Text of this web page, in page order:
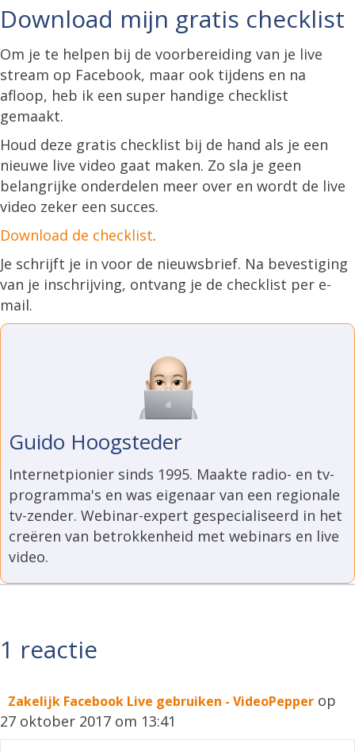
Download mijn gratis checklist
Om je te helpen bij de voorbereiding van je live
stream op Facebook, maar ook tijdens en na
afloop, heb ik een super handige checklist
gemaakt.
Houd deze gratis checklist bij de hand als je een
nieuwe live video gaat maken. Zo sla je geen
belangrijke onderdelen meer over en wordt de live
video zeker een succes.
Download de checklist.
Je schrijft je in voor de nieuwsbrief. Na bevestiging
van je inschrijving, ontvang je de checklist per e-
mail.
Guido Hoogsteder
Internetpionier sinds 1995. Maakte radio- en tv-
programma's en was eigenaar van een regionale
tv-zender. Webinar-expert gespecialiseerd in het
creëren van betrokkenheid met webinars en live
video.
1 reactie
Zakelijk Facebook Live gebruiken - VideoPepper op
27 oktober 2017 om 13:41